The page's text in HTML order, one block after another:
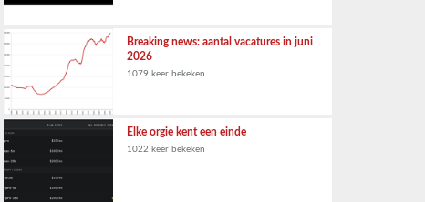
Breaking news: aantal vacatures in juni
2026
1079 keer bekeken
Elke orgie kent een einde
1022 keer bekeken